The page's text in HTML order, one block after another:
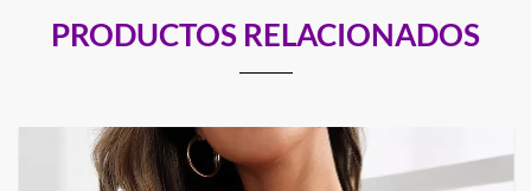
PRODUCTOS RELACIONADOS